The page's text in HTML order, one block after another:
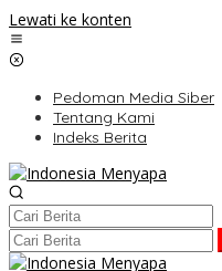
Lewati ke konten
Pedoman Media Siber
Tentang Kami
Indeks Berita